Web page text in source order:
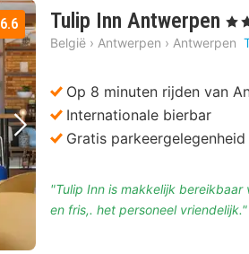
Volgende foto
6.6 Tulip Inn Antwerpen 4
€
, 3
België › Antwerpen › Antwerpen
Op 8 minuten rijden van
Internationale bierbar
Gratis parkeergelegenheid
"Tulip Inn is makkelijk
en fris,. het personeel vriendelijk."